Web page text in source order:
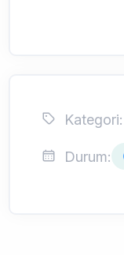
Kategori:
Durum: